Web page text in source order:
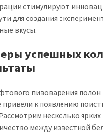
стимулируют
для создания
вкусы.
успешных
пивоварения
к появлению
несколько ярких
между известной